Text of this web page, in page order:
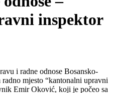
–
inspektor